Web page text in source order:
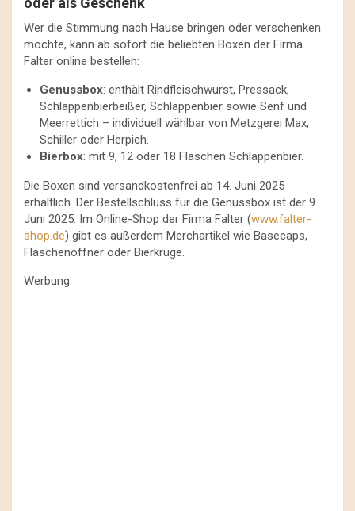
Wer die Stimmung nach Hause bringen oder verschenken
möchte, kann ab sofort die beliebten Boxen der Firma
Falter online bestellen:
Genussbox: enthält Rindfleischwurst, Pressack,
Schlappenbierbeißer, Schlappenbier sowie Senf und
Meerrettich – individuell wählbar von Metzgerei Max,
Schiller oder Herpich.
Bierbox: mit 9, 12 oder 18 Flaschen Schlappenbier.
Die Boxen sind versandkostenfrei ab 14. Juni 2025
erhältlich. Der Bestellschluss für die Genussbox ist der 9.
Juni 2025. Im Online-Shop der Firma Falter (www.falter-
shop.de) gibt es außerdem Merchartikel wie Basecaps,
Flaschenöffner oder Bierkrüge.
Werbung